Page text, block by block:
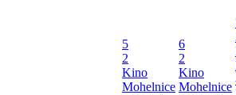
5
2
Kino
Mohelnice
6
2
Kino
Mohelnice